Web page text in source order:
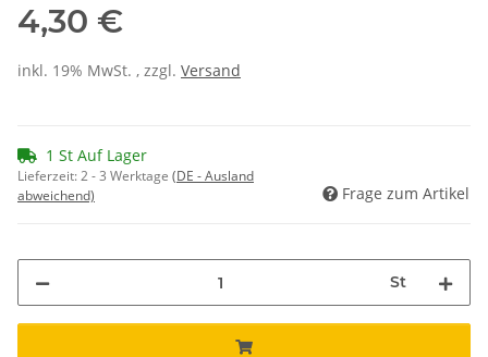
4,30 €
inkl. 19% MwSt. , zzgl. Versand
1 St Auf Lager
Lieferzeit:2 - 3 Werktage (DE - Ausland
abweichend)
Frage zum Artikel
St